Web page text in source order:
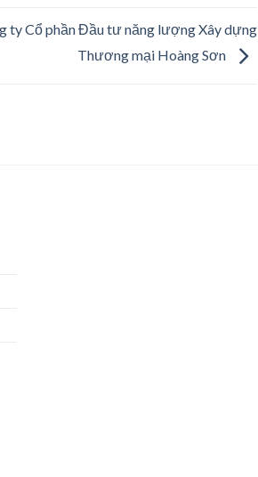
ty Cổ phần Đầu tư năng lượng Xây dựng
Thương mại Hoàng Sơn